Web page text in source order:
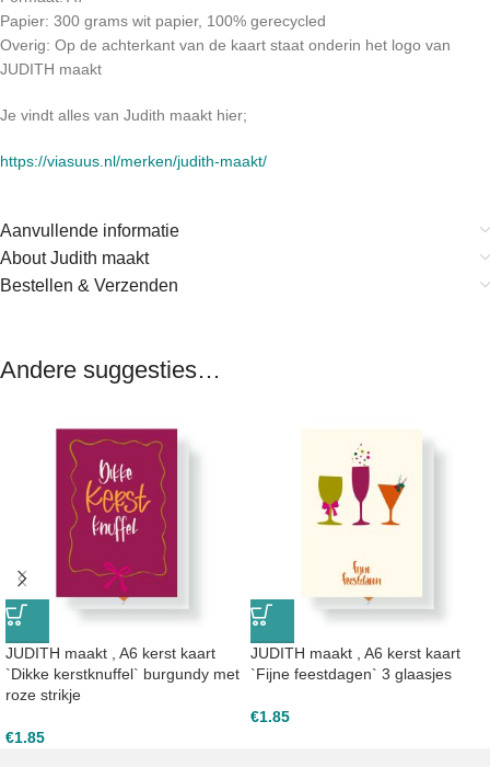
Papier: 300 grams wit papier, 100% gerecycled
Overig: Op de achterkant van de kaart staat onderin het logo van
JUDITH maakt
Je vindt alles van Judith maakt hier;
https://viasuus.nl/merken/judith-maakt/
Aanvullende informatie
About Judith maakt
Bestellen & Verzenden
Andere suggesties…
JUDITH maakt , A6 kerst kaart
`Dikke kerstknuffel` burgundy met
roze strikje
€1.85
JUDITH maakt , A6 kerst kaart
`Fijne feestdagen` 3 glaasjes
€1.85